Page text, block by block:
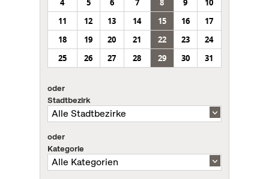
4
5 6 7 8 9
10
11
12 13 14 15 16
17
18
19 20 21 22 23
24
25
26 27 28 29 30 31
oder
Stadtbezirk
oder
Kategorie